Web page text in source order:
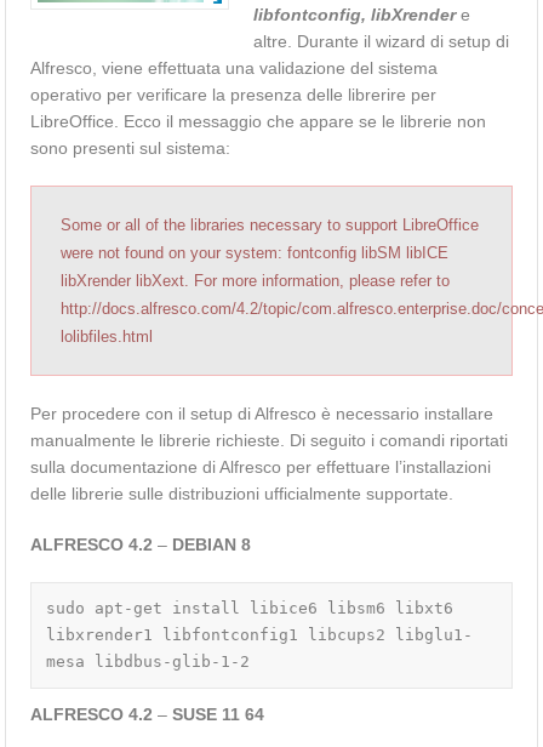
libfontconfig, libXrender e
altre. Durante il wizard di setup di
Alfresco, viene effettuata una validazione del sistema
operativo per verificare la presenza delle librerire per
LibreOffice. Ecco il messaggio che appare se le librerie non
sono presenti sul sistema:
Someor allofthe libraries necessaryto support LibreOffice
were notfoundonyoursystem: fontconfig libSM
libICE
libXrender libXext. For more information, please referto
http://docs.alfresco.com/4.2/topic/com.alfresco.enterprise.doc/
lolibfiles.html
Per procedere con il setup di Alfresco è necessario installare
manualmente le librerie richieste. Di seguito i comandi riportati
sulla documentazione di Alfresco per effettuare l’installazioni
delle librerie sulle distribuzioni ufficialmente supportate.
ALFRESCO 4.2 – DEBIAN 8
sudo apt-get install libice6 libsm6 libxt6
libxrender1 libfontconfig1 libcups2 libglu1-
mesa libdbus-glib-1-2
ALFRESCO 4.2 –SUSE 11 64